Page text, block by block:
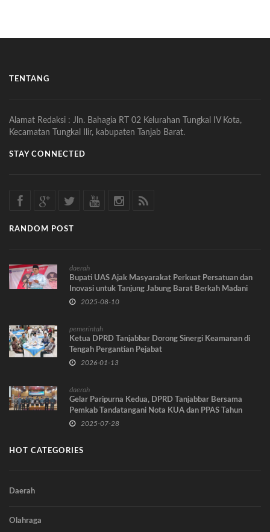
TENTANG
Alamat Redaksi : Jln. Bahagia RT 02 Kelurahan Tungkal IV Kota,
Kecamatan Tungkal Ilir, kabupaten Tanjab Barat.
STAY CONNECTED
RANDOM POST
daerah
Bupati UAS Ajak Masyarakat Perkuat Persatuan dan
Inovasi untuk Tanjung Jabung Barat Berkah Madani
2025-08-10
pemerintah
Ketua DPRD Tanjabbar Dorong Sinergi Keamanan di
Tengah Pergantian Pejabat
2026-01-13
daerah
Gelar Paripurna Kedua, DPRD Tanjabbar Bersama
Pemkab Tandatangani Nota KUA dan PPAS Tahun
20262025-07-28
HOT CATEGORIES
Daerah
Olahraga